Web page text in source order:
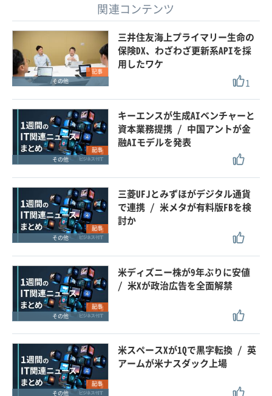
関連コンテンツ
記事
その他
三井住友海上プライマリー生命の
保険DX、わざわざ更新系APIを採
用したワケ
1
記事
その他
キーエンスが生成AIベンチャーと
資本業務提携 / 中国アントが金
融AIモデルを発表
記事
その他
三菱UFJとみずほがデジタル通貨
で連携 / 米メタが有料版FBを検
討か
記事
その他
米ディズニー株が9年ぶりに安値
/ 米Xが政治広告を全面解禁
記事
その他
米スペースXが1Qで黒字転換 / 英
アームが米ナスダック上場